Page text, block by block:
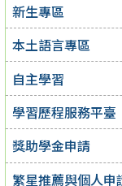
新生專區
本土語言專區
自主學習
學習歷程服務平臺
獎助學金申請
繁星推薦與個人申